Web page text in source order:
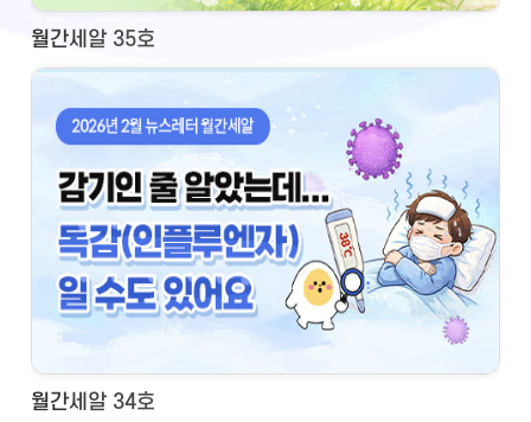
월간세알 35호
월간세알 34호